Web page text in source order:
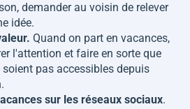
demander au voisin de relever
idée.
Quand on part en vacances,
l'attention et faire en sorte que
pas accessibles depuis
sur les réseaux sociaux.